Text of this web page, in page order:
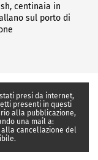
centinaia in
sul porto di
presi da internet,
presenti in questi
alla pubblicazione,
una mail a:
alla cancellazione del